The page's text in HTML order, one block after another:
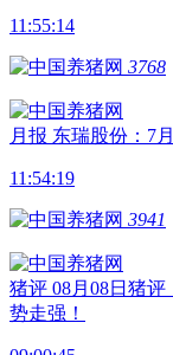
11:55:14
3768
月报 东瑞股份：7
11:54:19
3941
猪评 08月08日猪
势走强！